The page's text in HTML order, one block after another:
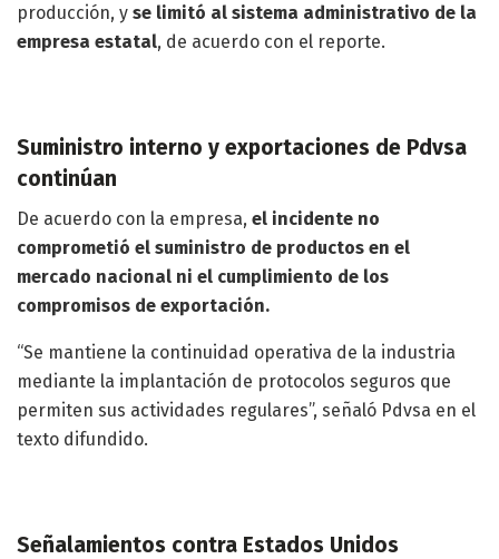
producción, y se limitó al sistema administrativo de la
empresa estatal, de acuerdo con el reporte.
Suministro interno y exportaciones de Pdvsa
continúan
De acuerdo con la empresa, el incidente no
comprometió el suministro de productos en el
mercado nacional ni el cumplimiento de los
compromisos de exportación.
“Se mantiene la continuidad operativa de la industria
mediante la implantación de protocolos seguros que
permiten sus actividades regulares”, señaló Pdvsa en el
texto difundido.
Señalamientos contra Estados Unidos